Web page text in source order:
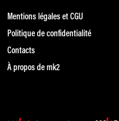
Mentions légales et CGU
Politique de confidentialité
Contacts
À propos de mk2